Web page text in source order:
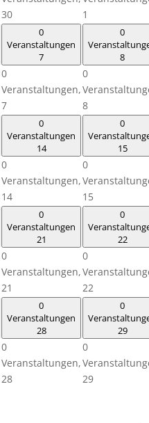
30
1
0
Veranstaltungen
7
0
Veranstaltungen,
7
0
8
0
8
0
Veranstaltungen
14
0
Veranstaltungen,
14
0
15
0
15
0
Veranstaltungen
21
0
Veranstaltungen,
21
0
22
0
22
0
Veranstaltungen
28
0
Veranstaltungen,
28
0
29
0
29